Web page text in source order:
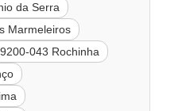
da Serra
Marmeleiros
9200-043 Rochinha